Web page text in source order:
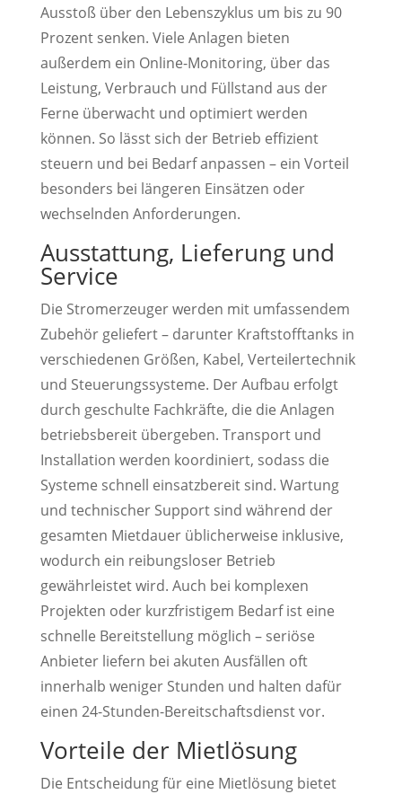
Ausstoß über den Lebenszyklus um bis zu 90
Prozent senken. Viele Anlagen bieten
außerdem ein Online-Monitoring, über das
Leistung, Verbrauch und Füllstand aus der
Ferne überwacht und optimiert werden
können. So lässt sich der Betrieb effizient
steuern und bei Bedarf anpassen – ein Vorteil
besonders bei längeren Einsätzen oder
wechselnden Anforderungen.
Ausstattung, Lieferung und
Service
Die Stromerzeuger werden mit umfassendem
Zubehör geliefert – darunter Kraftstofftanks in
verschiedenen Größen, Kabel, Verteilertechnik
und Steuerungssysteme. Der Aufbau erfolgt
durch geschulte Fachkräfte, die die Anlagen
betriebsbereit übergeben. Transport und
Installation werden koordiniert, sodass die
Systeme schnell einsatzbereit sind. Wartung
und technischer Support sind während der
gesamten Mietdauer üblicherweise inklusive,
wodurch ein reibungsloser Betrieb
gewährleistet wird. Auch bei komplexen
Projekten oder kurzfristigem Bedarf ist eine
schnelle Bereitstellung möglich – seriöse
Anbieter liefern bei akuten Ausfällen oft
innerhalb weniger Stunden und halten dafür
einen 24-Stunden-Bereitschaftsdienst vor.
Vorteile der Mietlösung
Die Entscheidung für eine Mietlösung bietet